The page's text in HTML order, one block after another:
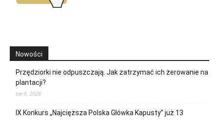
Nowości
Przędziorki nie odpuszczają. Jak zatrzymać ich żerowanie na
plantacji?
sie 9, 2026
IX Konkurs „Najcięższa Polska Główka Kapusty” już 13